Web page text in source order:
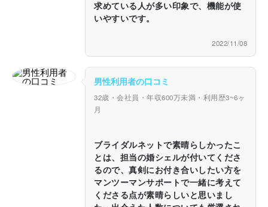
求めている人が多い印象で、機能が使
いやすいです。
2022/11/08
男性利用者の口コミ
32歳・会社員・年収600万未満・利用歴3~6ヶ
月
ブライダルネットで素晴らしかったこ
とは、担当の婚シェルが付いてくださ
るので、真剣にお付き合いしたい方を
マンツーマンサポートで一緒に考えて
くださる点が素晴らしいと思いまし